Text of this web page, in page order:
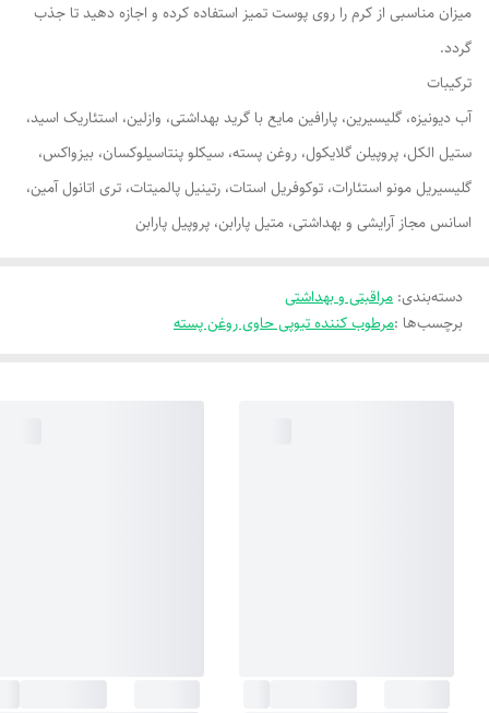
میزان مناسبی از کرم را روی پوست تمیز استفاده کرده و اجازه دهید تا جذب
گردد.
ترکیبات
آب دیونیزه، گلیسیرین، پارافین مایع با گرید بهداشتی، وازلین، استئاریک اسید،
ستیل الکل، پروپیلن گلایکول، روغن پسته، سیکلو پنتاسیلوکسان، بیزواکس،
گلیسیریل مونو استئارات، توکوفریل استات، رتینیل پالمیتات، تری اتانول آمین،
اسانس مجاز آرایشی و بهداشتی، متیل پارابن، پروپیل پارابن
دسته‌بندی: مراقبتی و بهداشتی
برچسب‌ها :مرطوب کننده تیوپی حاوی روغن پسته